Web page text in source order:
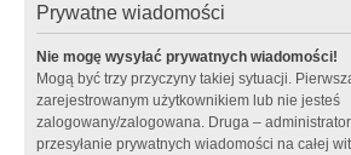
Prywatne wiadomości
Nie mogę wysyłać prywatnych wiadomości!
Mogą być trzy przyczyny takiej sytuacji.
zarejestrowanym użytkownikiem lub nie jesteś
zalogowany/zalogowana. Druga – administrator
przesyłanie prywatnych wiadomości na całej